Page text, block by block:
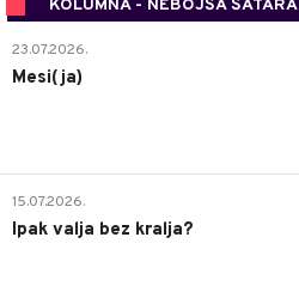
KOLUMNA - NEBOJŠA ŠATARA
23.07.2026.
Mesi(ja)
15.07.2026.
Ipak valja bez kralja?